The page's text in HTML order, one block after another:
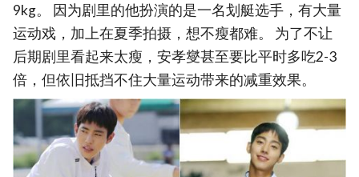
9kg。 因为剧里的他扮演的是一名划艇选手，有大量
运动戏，加上在夏季拍摄，想不瘦都难。 为了不让
后期剧里看起来太瘦，安孝燮甚至要比平时多吃2-3
倍，但依旧抵挡不住大量运动带来的减重效果。